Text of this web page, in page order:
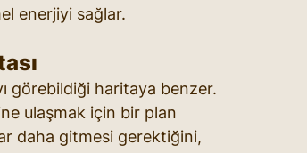
enerjiyi sağlar.
görebildiği haritaya benzer.
ulaşmak için bir plan
daha gitmesi gerektiğini,